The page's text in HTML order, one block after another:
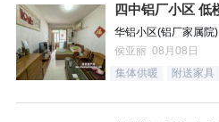
华铝小区(铝厂家属院
侯亚丽 08月08日
集体供暖 附送家具